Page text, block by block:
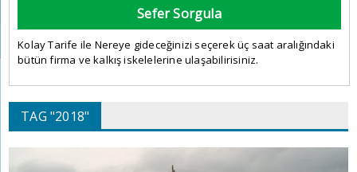
Sefer Sorgula
Kolay Tarife ile Nereye gideceğinizi seçerek üç saat aralığındaki
bütün firma ve kalkış iskelelerine ulaşabilirisiniz.
TAG "2018"